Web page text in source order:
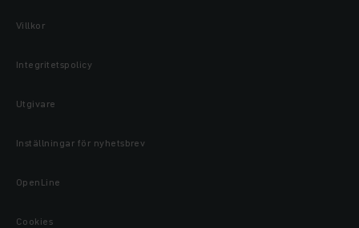
Villkor
Integritetspolicy
Utgivare
Inställningar för nyhetsbrev
OpenLine
Cookies